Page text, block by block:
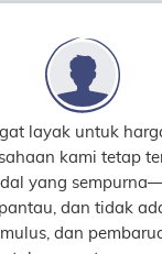
layak untuk
kami tetap
yang
dan tidak
dan